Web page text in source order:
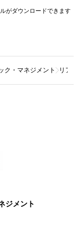
がダウンロードできます
ク・マネジメント リアル
ジメント